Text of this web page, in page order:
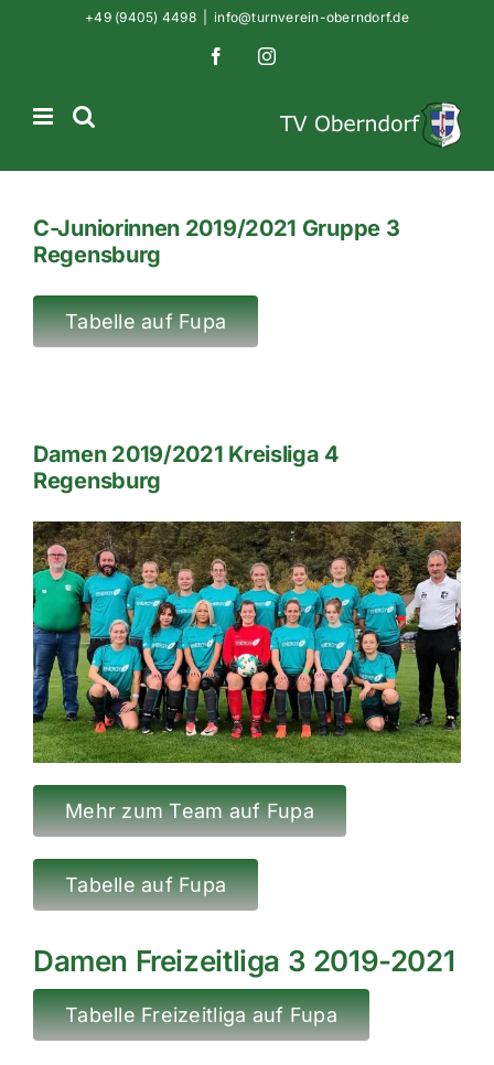
+49 (9405) 4498 info@turnverein-oberndorf.de
FacebookInstagram
C-Juniorinnen 2019/2021 Gruppe 3
Regensburg
Tabelle auf Fupa
Damen 2019/2021 Kreisliga 4
Regensburg
Mehr zum Team auf Fupa
Tabelle auf Fupa
Damen Freizeitliga 3 2019-2021
Tabelle Freizeitliga auf Fupa